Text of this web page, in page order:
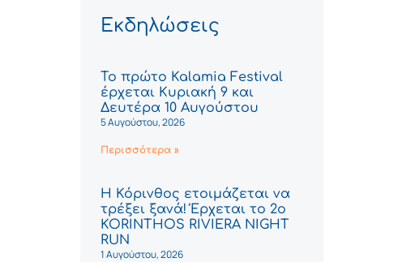
Εκδηλώσεις
Το πρώτο Kalamia Festival
έρχεται Κυριακή 9 και
Δευτέρα 10 Αυγούστου
5 Αυγούστου, 2026
Περισσότερα »
Η Κόρινθος ετοιμάζεται να
τρέξει ξανά! Έρχεται το 2ο
KORINTHOS RIVIERA NIGHT
RUN
1 Αυγούστου, 2026